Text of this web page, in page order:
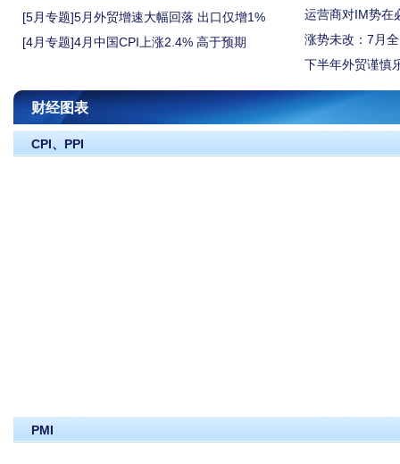
[5月专题]5月外贸增速大幅回落 出口仅增1%
[4月专题]4月中国CPI上涨2.4% 高于预期
运营商对IM势在
涨势未改：7月
下半年外贸谨慎
财经图表
CPI、
PMI